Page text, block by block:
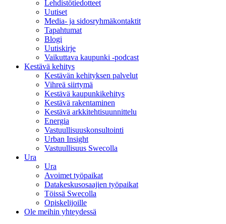
Lehdistötiedotteet
Uutiset
Media- ja sidosryhmäkontaktit
Tapahtumat
Blogi
Uutiskirje
Vaikuttava kaupunki -podcast
Kestävä kehitys
Kestävän kehityksen palvelut
Vihreä siirtymä
Kestävä kaupunkikehitys
Kestävä rakentaminen
Kestävä arkkitehtisuunnittelu
Energia
Vastuullisuuskonsultointi
Urban Insight
Vastuullisuus Swecolla
Ura
Ura
Avoimet työpaikat
Datakeskusosaajien työpaikat
Töissä Swecolla
Opiskelijoille
Ole meihin yhteydessä